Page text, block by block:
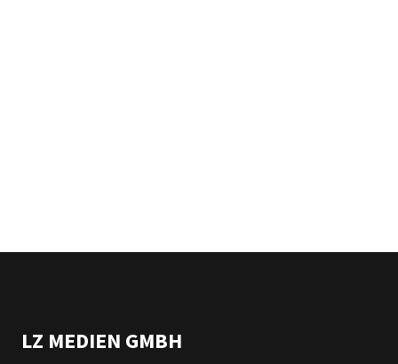
LZ MEDIEN GMBH